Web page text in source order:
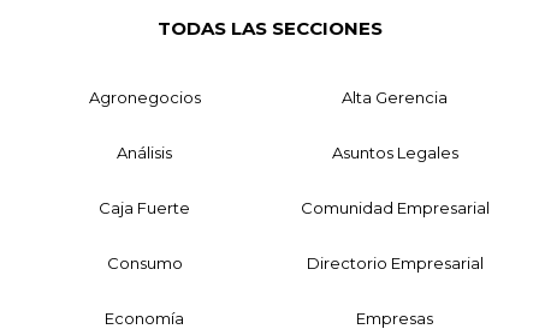
TODAS LAS SECCIONES
Agronegocios Alta Gerencia
Análisis Asuntos Legales
Caja Fuerte Comunidad Empresarial
Consumo Directorio Empresarial
Economía Empresas